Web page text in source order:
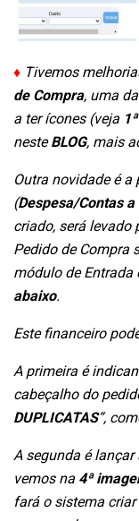
♦ Tivemos
de Compra, uma
a ter ícones (veja
nesteBLOG, mais
Outra novidade é
(Despesa/Contas a
criado, será levado
Pedido de Compra
módulo de Entrada
abaixo.
Este financeiro
A primeira é
cabeçalho do
DUPLICATAS“,
A segunda é
vemos na 4ª
fará o sistema